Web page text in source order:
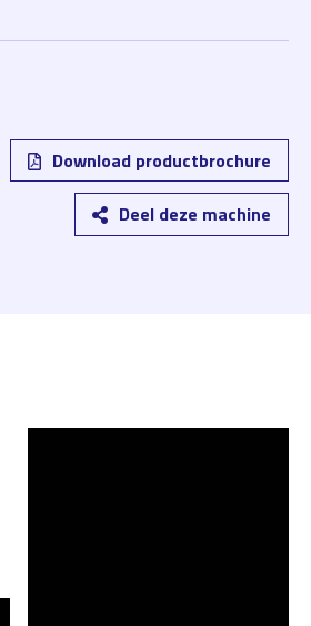
Download productbrochure
Deel deze machine